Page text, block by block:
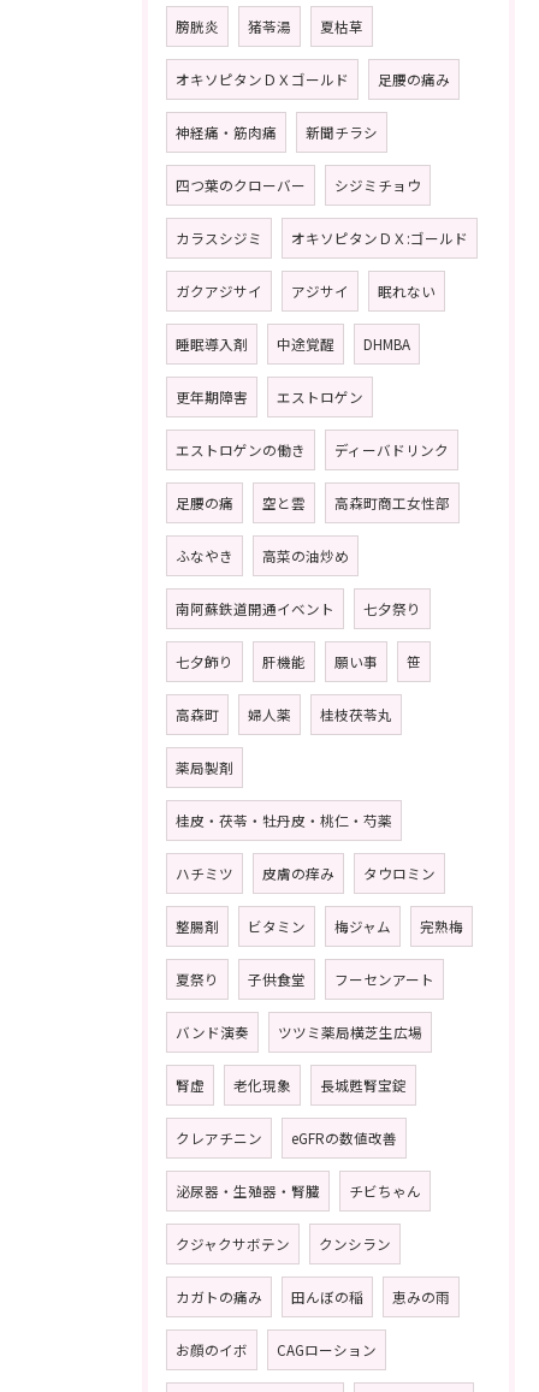
膀胱炎 猪苓湯 夏枯草
オキソピタンＤＸゴールド 足腰の痛み
神経痛・筋肉痛 新聞チラシ
四つ葉のクローバー シジミチョウ
カラスシジミ オキソピタンＤＸ:ゴールド
ガクアジサイ アジサイ 眠れない
睡眠導入剤 中途覚醒 DHMBA
更年期障害 エストロゲン
エストロゲンの働き ディーバドリンク
足腰の痛 空と雲 高森町商工女性部
ふなやき 高菜の油炒め
南阿蘇鉄道開通イベント 七夕祭り
七夕飾り 肝機能 願い事 笹
高森町 婦人薬 桂枝茯苓丸
薬局製剤
桂皮・茯苓・牡丹皮・桃仁・芍薬
ハチミツ 皮膚の痒み タウロミン
整腸剤 ビタミン 梅ジャム 完熟梅
夏祭り 子供食堂 フーセンアート
バンド演奏 ツツミ薬局横芝生広場
腎虚 老化現象 長城甦腎宝錠
クレアチニン eGFRの数値改善
泌尿器・生殖器・腎臓 チビちゃん
クジャクサボテン クンシラン
カガトの痛み 田んぼの稲 恵みの雨
お顔のイボ CAGローション